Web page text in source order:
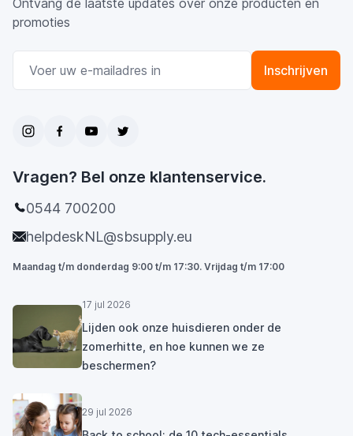
promoties
Inschrijven
Vragen? Bel onze klantenservice.
0544 700200
helpdeskNL@sbsupply.eu
Maandag t/m donderdag 9:00 t/m 17:30. Vrijdag t/m 17:00
17 jul 2026
Lijden ook onze huisdieren onder de
zomerhitte, en hoe kunnen we ze
beschermen?
29 jul 2026